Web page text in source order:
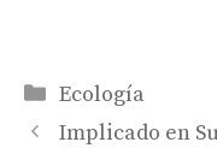
Categorías
Ecología
Implicado en